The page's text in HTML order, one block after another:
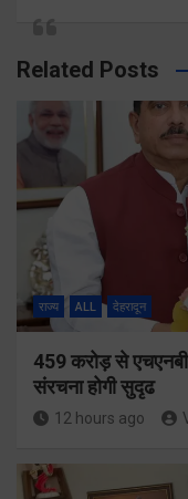
Related Posts
राज्य ALL देहरादून
459 करोड़ से
संरचना होगी सुदृढ
12 hours ago